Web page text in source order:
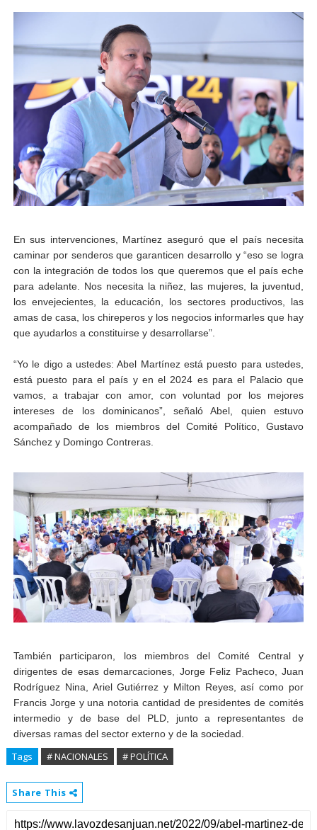
En sus intervenciones, Martínez aseguró que el país necesita
caminar por senderos que garanticen desarrollo y “eso se logra
con la integración de todos los que queremos que el país eche
para adelante. Nos necesita la niñez, las mujeres, la juventud,
los envejecientes, la educación, los sectores productivos, las
amas de casa, los chireperos y los negocios informarles que hay
que ayudarlos a constituirse y desarrollarse”.
“Yo le digo a ustedes: Abel Martínez está puesto para ustedes,
está puesto para el país y en el 2024 es para el Palacio que
vamos, a trabajar con amor, con voluntad por los mejores
intereses de los dominicanos”, señaló Abel, quien estuvo
acompañado de los miembros del Comité Político, Gustavo
Sánchez y Domingo Contreras.
También participaron, los miembros del Comité Central y
dirigentes de esas demarcaciones, Jorge Feliz Pacheco, Juan
Rodríguez Nina, Ariel Gutiérrez y Milton Reyes, así como por
Francis Jorge y una notoria cantidad de presidentes de comités
intermedio y de base del PLD, junto a representantes de
diversas ramas del sector externo y de la sociedad.
Tags # NACIONALES # POLÍTICA
Share This